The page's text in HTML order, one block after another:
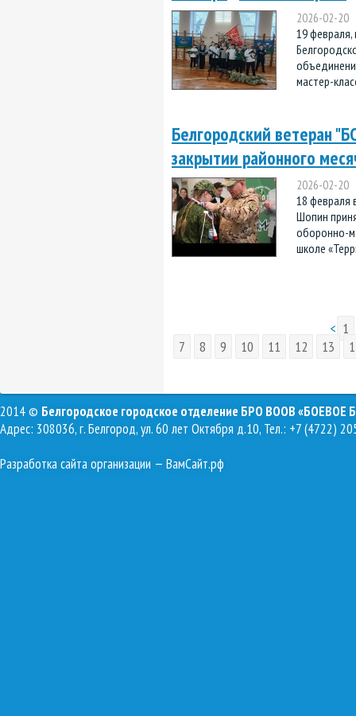
2026-02-20
19
мастер-
Белгородский ветеран
закрытии районного
2026-02-20
18 февраля
Шопин
оборонно-
школе
< 1
7
8 9 10 11 12 13
2014 © Белгородское городское отделение БРО ВООВ «БОЕВОЕ
Адрес: 308036, г. Белгород, ул. 60 лет Октября д.10, Тел.: +7 (4722)
Разработка сайта организации — ВамСайт.рф